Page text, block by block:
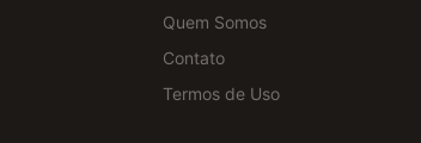
Quem Somos
Contato
Termos de Uso